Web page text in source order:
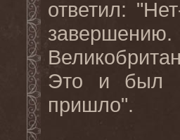
ответил: "Нет
завершению
Это
и был
пришло".